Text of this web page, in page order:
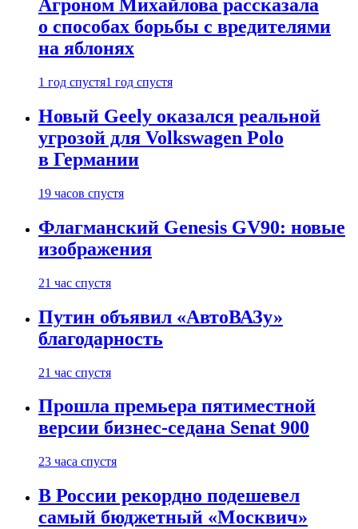
Агроном Михайлова рассказала
о способах борьбы с вредителями
на яблонях
1 год спустя1 год спустя
Новый Geely оказался реальной
угрозой для Volkswagen Polo
в Германии
19 часов спустя
Флагманский Genesis GV90: новые
изображения
21 час спустя
Путин объявил «АвтоВАЗу»
благодарность
21 час спустя
Прошла премьера пятиместной
версии бизнес-седана Senat 900
23 часа спустя
В России рекордно подешевел
самый бюджетный «Москвич»